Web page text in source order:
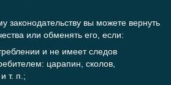
законодательству вы можете вернуть
или обменять его, если:
и не имеет следов
царапин, сколов,
т. п.;